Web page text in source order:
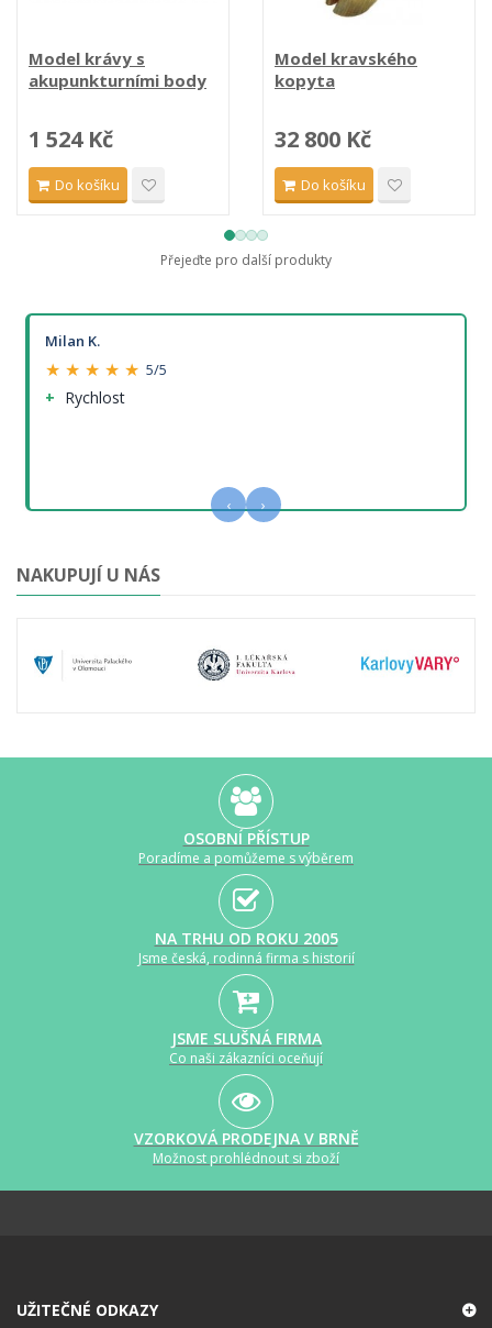
Model krávy s
akupunkturními body
1 524 Kč
Do košíku
Model kravského
kopyta
32 800 Kč
Do košíku
Přejeďte pro další produkty
Milan K.
★ ★ ★ ★ ★ 5/5
Rychlost
‹ ›
NAKUPUJÍ U NÁS
OSOBNÍ PŘÍSTUP
Poradíme a pomůžeme s výběrem
NA TRHU OD ROKU 2005
Jsme česká, rodinná firma s historií
JSME SLUŠNÁ FIRMA
Co naši zákazníci oceňují
VZORKOVÁ PRODEJNA V BRNĚ
Možnost prohlédnout si zboží
UŽITEČNÉ ODKAZY